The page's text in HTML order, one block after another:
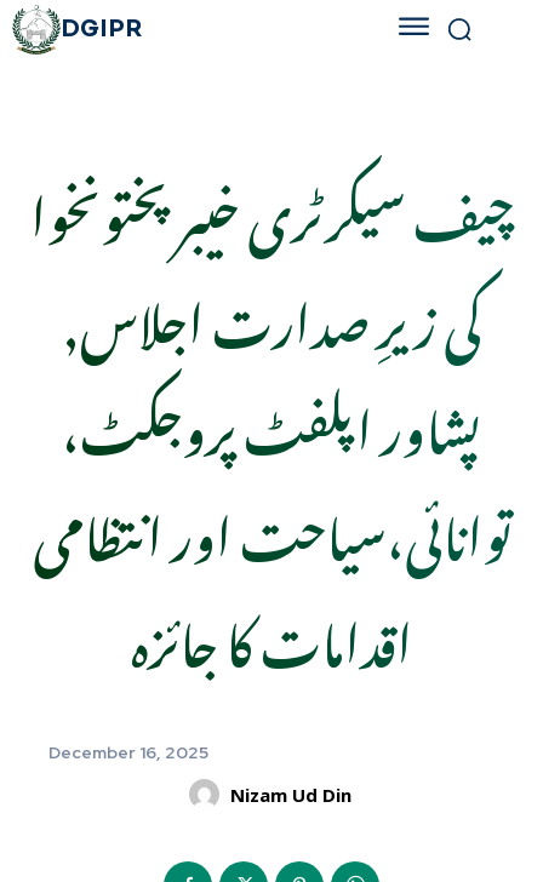
DGIPR
چیف سیکرٹری خیبرپختونخوا
کی زیرِ صدارت اجلاس,
پشاور اپلفٹ پروجکٹ،
توانائی،سیاحت اور انتظامی
اقدامات کا جائزہ
December 16, 2025
Nizam Ud Din